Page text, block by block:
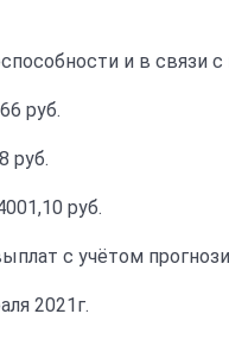
и в связи
руб.
руб.
руб.
с учётом
2021г.